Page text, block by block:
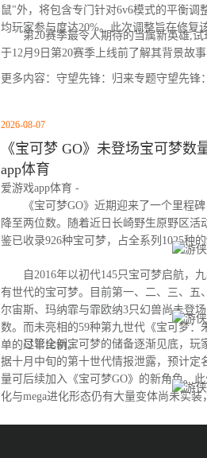
鼠"外，将包含专门针对6v6模式的平衡调
均玩家参与度达20%。此次调整旨在修复
第20赛季最令人期待的当属新英雄,试
于12月9日第20赛季上线前了解其背景故事
更多内容：守望先锋：归来专题守望先锋
2026-08-07
《宝可梦 GO》未登场宝可梦
app体育
爱游戏app体育 -
《宝可梦GO》近期迎来了一个里程碑
降至两位数。随着近日长崎野生原野区
鉴已收录926种宝可梦，占全系列1025种
自2016年以初代145只宝可梦启航，九
有世代的宝可梦。目前第一、二、三、五
尔宙斯、玛纳霏与霏欧纳3只幻兽尚未登
数。而未亮相的59种第九世代《宝可梦：
单的过半比例。
尽管全新宝可梦的储备逐渐见底，玩
据十月中旬的第十世代情报泄露，预计定
量可后续加入《宝可梦GO》的新角色。
化与mega进化形态仍有大量变体尚未实